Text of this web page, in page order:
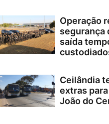
Operação
segurança
saída
Ceilândia
extras
João do